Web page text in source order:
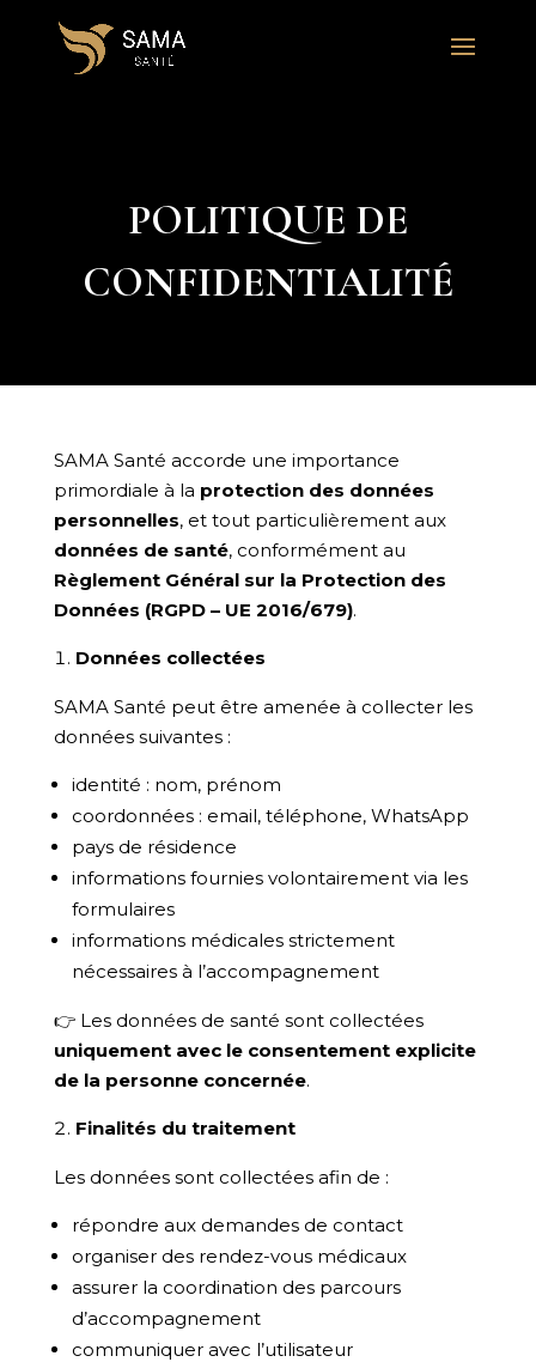
POLITIQUE DE
CONFIDENTIALITÉ
SAMA Santé accorde une importance
primordiale à la protection des données
personnelles, et tout particulièrement aux
données de santé, conformément au
Règlement Général sur la Protection des
Données (RGPD – UE 2016/679).
Données collectées
SAMA Santé peut être amenée à collecter les
données suivantes :
identité : nom, prénom
coordonnées : email, téléphone, WhatsApp
pays de résidence
informations fournies volontairement via les
formulaires
informations médicales strictement
nécessaires à l’accompagnement
👉Les données de santé sont collectées
uniquement avec le consentement explicite
de la personne concernée.
Finalités du traitement
Les données sont collectées afin de :
répondre aux demandes de contact
organiser des rendez-vous médicaux
assurer la coordination des parcours
d’accompagnement
communiquer avec l’utilisateur